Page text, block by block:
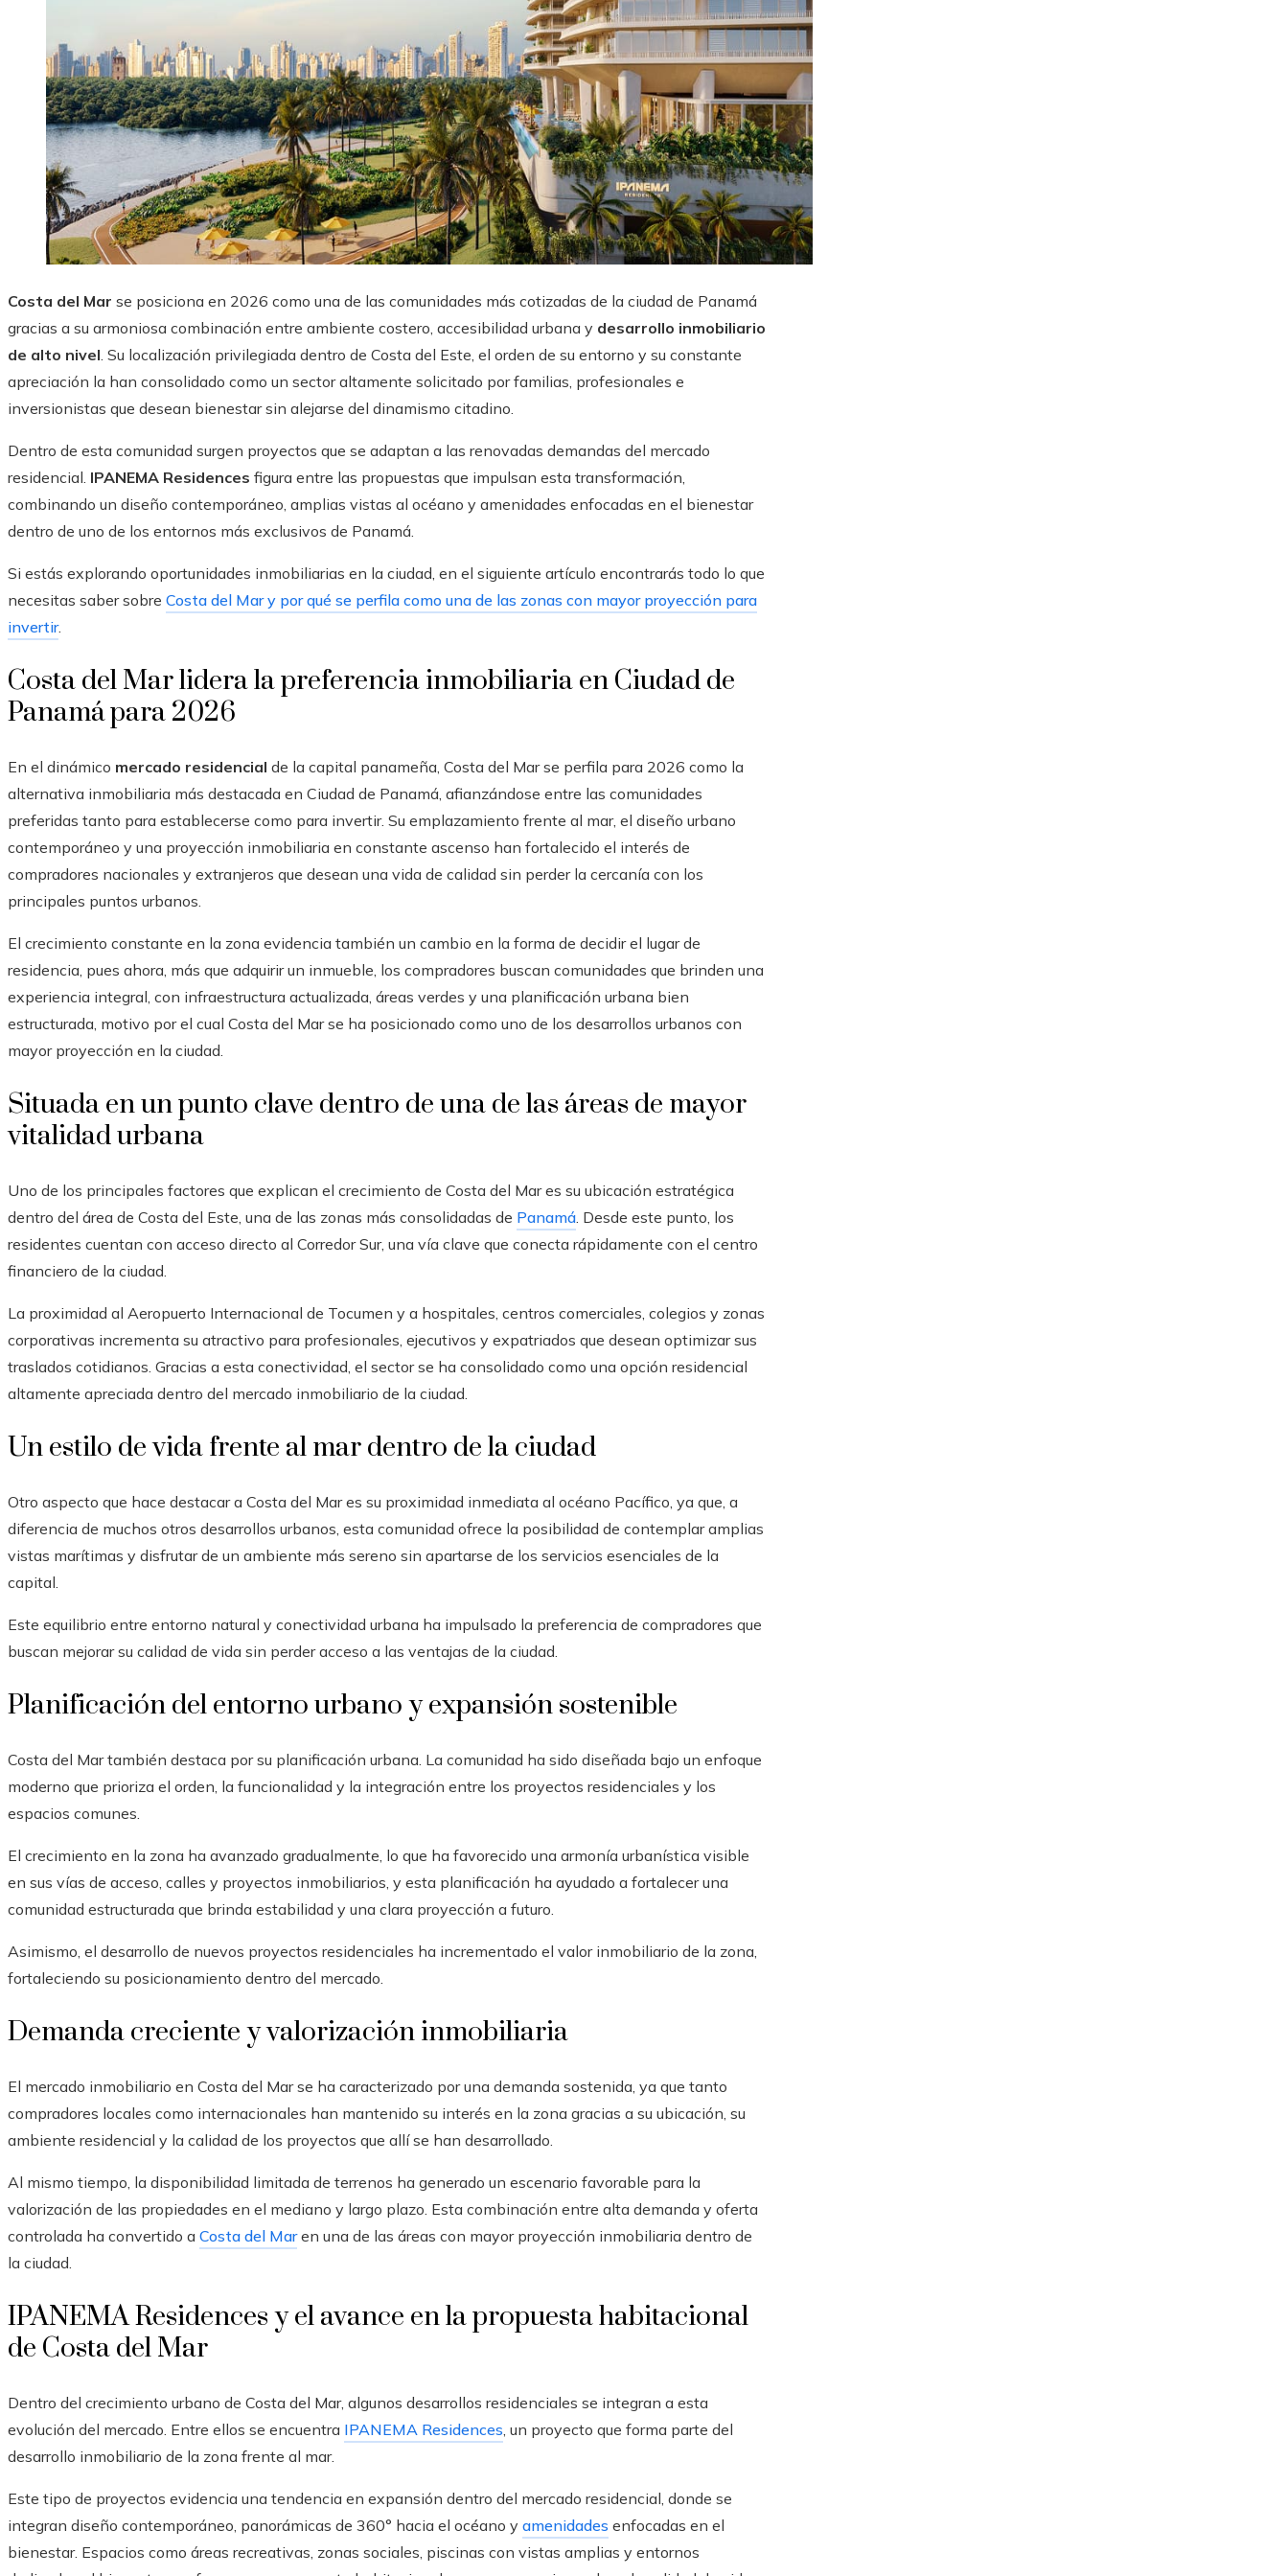
Costa del Mar se posiciona en 2026 como una de las comunidades más cotizadas de la ciudad de Panamá
gracias a su armoniosa combinación entre ambiente costero, accesibilidad urbana y desarrollo inmobiliario
de alto nivel. Su localización privilegiada dentro de Costa del Este, el orden de su entorno y su constante
apreciación la han consolidado como un sector altamente solicitado por familias, profesionales e
inversionistas que desean bienestar sin alejarse del dinamismo citadino.
Dentro de esta comunidad surgen proyectos que se adaptan a las renovadas demandas del mercado
residencial. IPANEMA Residences figura entre las propuestas que impulsan esta transformación,
combinando un diseño contemporáneo, amplias vistas al océano y amenidades enfocadas en el bienestar
dentro de uno de los entornos más exclusivos de Panamá.
Si estás explorando oportunidades inmobiliarias en la ciudad, en el siguiente artículo encontrarás todo lo que
necesitas saber sobre Costa del Mar y por qué se perfila como una de las zonas con mayor proyección para
invertir.
Costa del Mar lidera la preferencia inmobiliaria en Ciudad de
Panamá para 2026
En el dinámico mercado residencial de la capital panameña, Costa del Mar se perfila para 2026 como la
alternativa inmobiliaria más destacada en Ciudad de Panamá, afianzándose entre las comunidades
preferidas tanto para establecerse como para invertir. Su emplazamiento frente al mar, el diseño urbano
contemporáneo y una proyección inmobiliaria en constante ascenso han fortalecido el interés de
compradores nacionales y extranjeros que desean una vida de calidad sin perder la cercanía con los
principales puntos urbanos.
El crecimiento constante en la zona evidencia también un cambio en la forma de decidir el lugar de
residencia, pues ahora, más que adquirir un inmueble, los compradores buscan comunidades que brinden una
experiencia integral, con infraestructura actualizada, áreas verdes y una planificación urbana bien
estructurada, motivo por el cual Costa del Mar se ha posicionado como uno de los desarrollos urbanos con
mayor proyección en la ciudad.
Situada en un punto clave dentro de una de las áreas de mayor
vitalidad urbana
Uno de los principales factores que explican el crecimiento de Costa del Mar es su ubicación estratégica
dentro del área de Costa del Este, una de las zonas más consolidadas de Panamá. Desde este punto, los
residentes cuentan con acceso directo al Corredor Sur, una vía clave que conecta rápidamente con el centro
financiero de la ciudad.
La proximidad al Aeropuerto Internacional de Tocumen y a hospitales, centros comerciales, colegios y zonas
corporativas incrementa su atractivo para profesionales, ejecutivos y expatriados que desean optimizar sus
traslados cotidianos. Gracias a esta conectividad, el sector se ha consolidado como una opción residencial
altamente apreciada dentro del mercado inmobiliario de la ciudad.
Un estilo de vida frente al mar dentro de la ciudad
Otro aspecto que hace destacar a Costa del Mar es su proximidad inmediata al océano Pacífico, ya que, a
diferencia de muchos otros desarrollos urbanos, esta comunidad ofrece la posibilidad de contemplar amplias
vistas marítimas y disfrutar de un ambiente más sereno sin apartarse de los servicios esenciales de la
capital.
Este equilibrio entre entorno natural y conectividad urbana ha impulsado la preferencia de compradores que
buscan mejorar su calidad de vida sin perder acceso a las ventajas de la ciudad.
Planificación del entorno urbano y expansión sostenible
Costa del Mar también destaca por su planificación urbana. La comunidad ha sido diseñada bajo un enfoque
moderno que prioriza el orden, la funcionalidad y la integración entre los proyectos residenciales y los
espacios comunes.
El crecimiento en la zona ha avanzado gradualmente, lo que ha favorecido una armonía urbanística visible
en sus vías de acceso, calles y proyectos inmobiliarios, y esta planificación ha ayudado a fortalecer una
comunidad estructurada que brinda estabilidad y una clara proyección a futuro.
Asimismo, el desarrollo de nuevos proyectos residenciales ha incrementado el valor inmobiliario de la zona,
fortaleciendo su posicionamiento dentro del mercado.
Demanda creciente y valorización inmobiliaria
El mercado inmobiliario en Costa del Mar se ha caracterizado por una demanda sostenida, ya que tanto
compradores locales como internacionales han mantenido su interés en la zona gracias a su ubicación, su
ambiente residencial y la calidad de los proyectos que allí se han desarrollado.
Al mismo tiempo, la disponibilidad limitada de terrenos ha generado un escenario favorable para la
valorización de las propiedades en el mediano y largo plazo. Esta combinación entre alta demanda y oferta
controlada ha convertido a Costa del Maren una de las áreas con mayor proyección inmobiliaria dentro de
la ciudad.
IPANEMA Residences y el avance en la propuesta habitacional
de Costa del Mar
Dentro del crecimiento urbano de Costa del Mar, algunos desarrollos residenciales se integran a esta
evolución del mercado. Entre ellos se encuentra IPANEMA Residences, un proyecto que forma parte del
desarrollo inmobiliario de la zona frente al mar.
Este tipo de proyectos evidencia una tendencia en expansión dentro del mercado residencial, donde se
integran diseño contemporáneo, panorámicas de 360° hacia el océano y amenidades enfocadas en el
bienestar. Espacios como áreas recreativas, zonas sociales, piscinas con vistas amplias y entornos